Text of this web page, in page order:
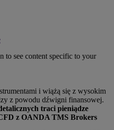
to see content specific to your
i wiążą się z wysokim
z powodu dźwigni finansowej.
traci pieniądze
z OANDA TMS Brokers